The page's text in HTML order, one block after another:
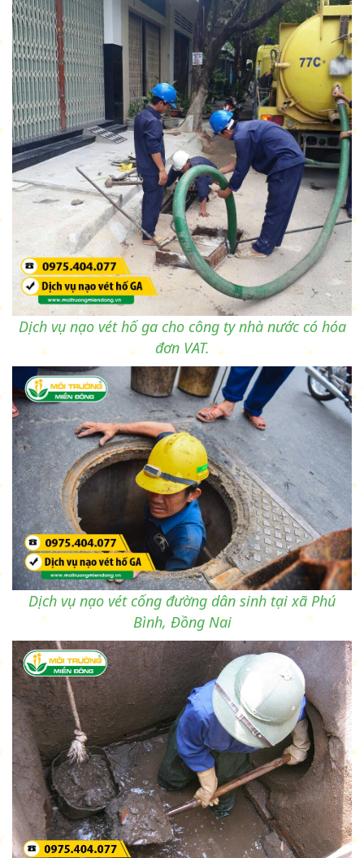
Dịch vụ nạo vét hố ga cho công ty nhà nước có hóa
đơn VAT.
Dịch vụ nạo vét cống đường dân sinh tại xã Phú
Bình, Đồng Nai